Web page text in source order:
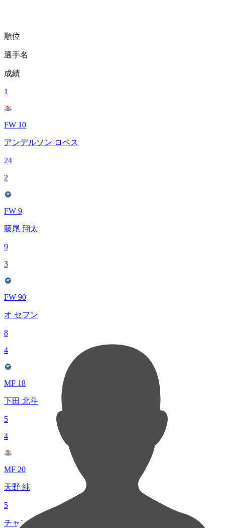
順位
選手名
成績
1
FW 10
アンデルソン ロペス
24
2
FW 9
藤尾 翔太
9
3
FW 90
オ セフン
8
4
MF 18
下田 北斗
5
4
MF 20
天野 純
5
チャンスクリエイト総数